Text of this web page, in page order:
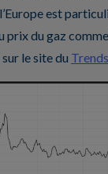
est
prix du gaz
le site du Trends